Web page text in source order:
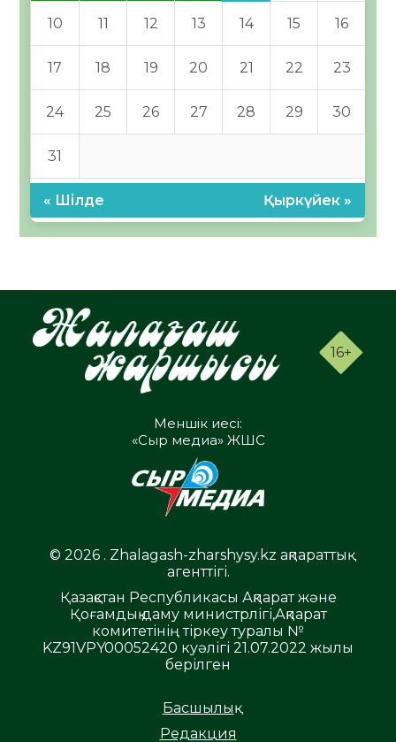
10 11 12 13 14 15 16
17 18 19 20 21 22 23
24 25 26 27 28 29 30
31
« Шілде Қыркүйек »
16+
Меншік иесі:
«Сыр медиа» ЖШС
© 2026 . Zhalagash-zharshysy.kz ақпараттық
агенттігі.
Қазақстан Республикасы Ақпарат және
Қоғамдық даму министрлігі,Ақпарат
комитетінің тіркеу туралы №
KZ91VPY00052420 куәлігі 21.07.2022 жылы
берілген
Басшылық
Редакция